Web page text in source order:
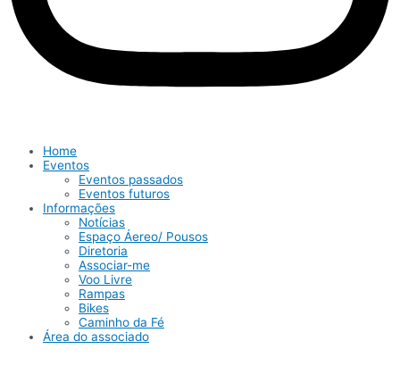
Home
Eventos
Eventos passados
Eventos futuros
Informações
Notícias
Espaço Áereo/ Pousos
Diretoria
Associar-me
Voo Livre
Rampas
Bikes
Caminho da Fé
Área do associado